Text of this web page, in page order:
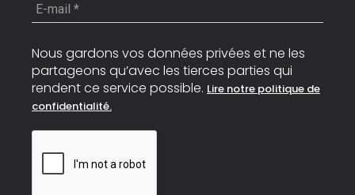
mail
Nous gardons vos données privées et ne les
partageons qu’avec les tierces parties qui
rendent ce service possible. Lire notre politique de
confidentialité.